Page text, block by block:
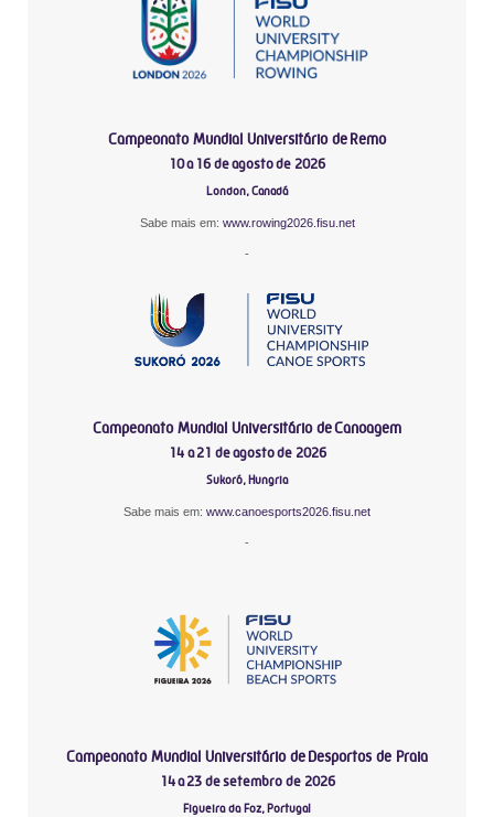
Campeonato Mundial Universitário de Remo
10 a 16 de agosto de 2026
London, Canadá
Sabe mais em: www.rowing2026.fisu.net
-
Campeonato Mundial Universitário de Canoagem
14 a 21 de agosto de 2026
Sukoró, Hungria
Sabe mais em: www.canoesports2026.fisu.net
-
Campeonato Mundial Universitário de Desportos de Praia
14 a 23 de setembro de 2026
Figueira da Foz, Portugal